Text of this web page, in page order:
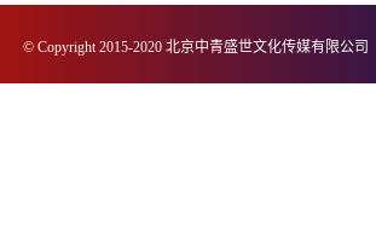
© Copyright 2015-2020 北京中青盛世文化传媒有限公司